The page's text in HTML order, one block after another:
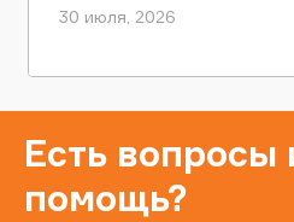
30 июля, 2026
Есть
помощь?